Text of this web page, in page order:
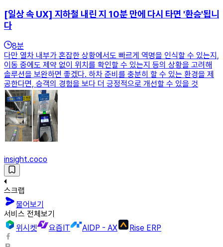
[일상 속 UX] 지하철 내린 지 10분 만에 다시 타면 '환승'됩니
다
8분
다만 열차 내부가 혼잡한 상황에서도 빠르게 역명을 인식할 수 있는지,
이동 중에도 제약 없이 위치를 확인할 수 있는지 등의 상황을 고려해
솔루션을 보완하면 좋겠다. 하차 준비를 충분히 할 수 있는 환경을 제
공한다면, 승객의 경험을 보다 더 긍정적으로 개선할 수 있을 것
insight.coco
스크랩
물어보기
서비스 전체보기
위시켓
요즘IT AIDP - AX Rise ERP